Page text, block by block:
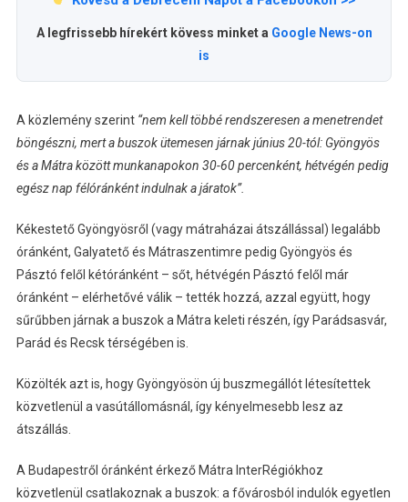
A legfrissebb hírekért kövess minket a Google News-on
is
A közlemény szerint “nem kell többé rendszeresen a menetrendet
böngészni, mert a buszok ütemesen járnak június 20-tól: Gyöngyös
és a Mátra között munkanapokon 30-60 percenként, hétvégén pedig
egész nap félóránként indulnak a járatok”.
Kékestető Gyöngyösről (vagy mátraházai átszállással) legalább
óránként, Galyatető és Mátraszentimre pedig Gyöngyös és
Pásztó felől kétóránként – sőt, hétvégén Pásztó felől már
óránként – elérhetővé válik – tették hozzá, azzal együtt, hogy
sűrűbben járnak a buszok a Mátra keleti részén, így Parádsasvár,
Parád és Recsk térségében is.
Közölték azt is, hogy Gyöngyösön új buszmegállót létesítettek
közvetlenül a vasútállomásnál, így kényelmesebb lesz az
átszállás.
A Budapestről óránként érkező Mátra InterRégiókhoz
közvetlenül csatlakoznak a buszok: a fővárosból indulók egyetlen